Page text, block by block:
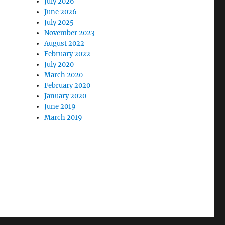
June 2026
July 2025
November 2023
August 2022
February 2022
July 2020
March 2020
February 2020
January 2020
June 2019
March 2019